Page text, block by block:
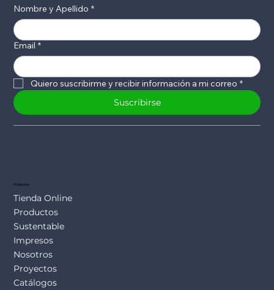
Nombre y Apellido *
Email *
Quiero suscribirme y recibir información a mi correo *
Suscribirse
Productos
Tienda Online
Productos
Sustentable
Impresos
Nosotros
Proyectos
Catálogos